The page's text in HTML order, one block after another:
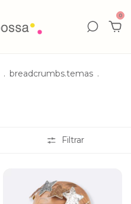
0
. breadcrumbs.temas .
Filtrar